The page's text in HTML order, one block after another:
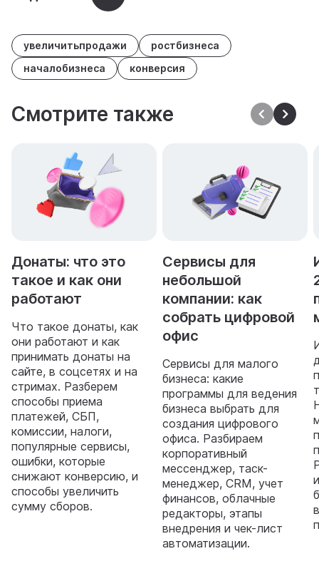
увеличитьпродажи
ростбизнеса
началобизнеса
конверсия
Смотрите также
Донаты: что это
такое и как они
работают
Что такое донаты, как
они работают и как
принимать донаты на
сайте, в соцсетях и на
стримах. Разберем
способы приема
платежей, СБП,
комиссии, налоги,
популярные сервисы,
ошибки, которые
снижают конверсию, и
способы увеличить
сумму сборов.
Сервисы для
небольшой
компании: как
собрать цифровой
офис
Сервисы для малого
бизнеса: какие
программы для ведения
бизнеса выбрать для
создания цифрового
офиса. Разбираем
корпоративный
мессенджер, таск-
менеджер, CRM, учет
финансов, облачные
редакторы, этапы
внедрения и чек-лист
автоматизации.